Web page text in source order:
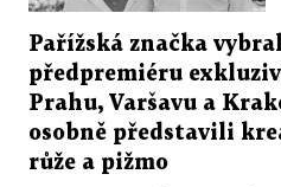
Pařížská značka
předpremiéru
Prahu, Varšavu a
osobně představili
růže a pižmo